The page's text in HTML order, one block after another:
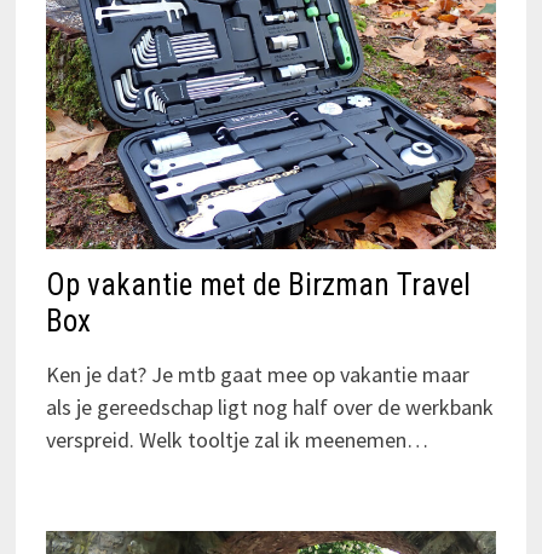
Op vakantie met de Birzman Travel
Box
Ken je dat? Je mtb gaat mee op vakantie maar
als je gereedschap ligt nog half over de werkbank
verspreid. Welk tooltje zal ik meenemen…